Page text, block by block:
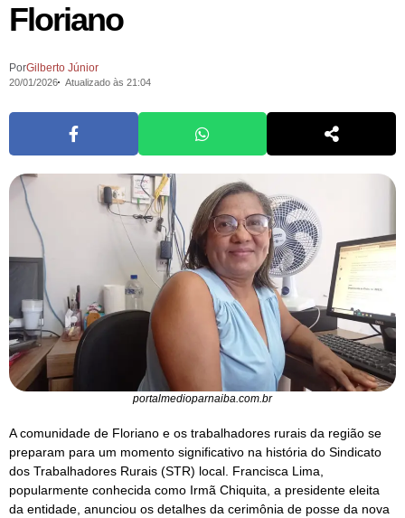
Floriano
PorGilberto Júnior
20/01/2026 Atualizado às 21:04
portalmedioparnaiba.com.br
A comunidade de Floriano e os trabalhadores rurais da região se
preparam para um momento significativo na história do Sindicato
dos Trabalhadores Rurais (STR) local. Francisca Lima,
popularmente conhecida como Irmã Chiquita, a presidente eleita
da entidade, anunciou os detalhes da cerimônia de posse da nova